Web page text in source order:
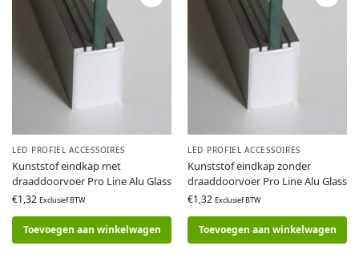
LED PROFIEL ACCESSOIRES
Kunststof eindkap met
draaddoorvoer Pro Line Alu Glass
€1,32 Exclusief BTW
Toevoegen aan winkelwagen
LED PROFIEL ACCESSOIRES
Kunststof eindkap zonder
draaddoorvoer Pro Line Alu Glass
€1,32 Exclusief BTW
Toevoegen aan winkelwagen